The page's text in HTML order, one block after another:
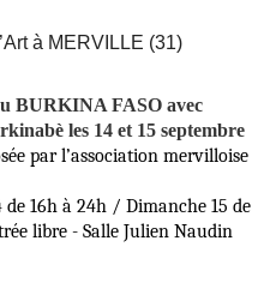
à MERVILLE (31)
BURKINA FASO avec
les 14 et 15 septembre
par l’association mervilloise
16h à 24h / Dimanche 15 de
libre - Salle Julien Naudin